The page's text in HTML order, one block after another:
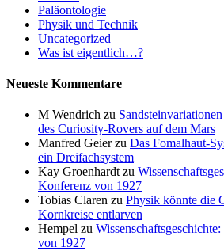
Paläontologie
Physik und Technik
Uncategorized
Was ist eigentlich…?
Neueste Kommentare
M Wendrich zu
des Curiosity-Rovers auf dem Mars
Manfred Geierzu Das Fomalhaut-
ein Dreifachsystem
Kay Groenhardt zu
Konferenz von 1927
Tobias Claren zu Physik könnte die
Kornkreise entlarven
Hempel zu
von 1927